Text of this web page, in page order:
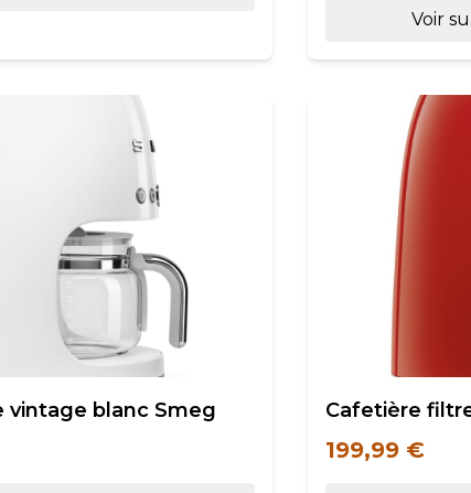
Voir
vintage blanc Smeg Cafetière
199,99 €